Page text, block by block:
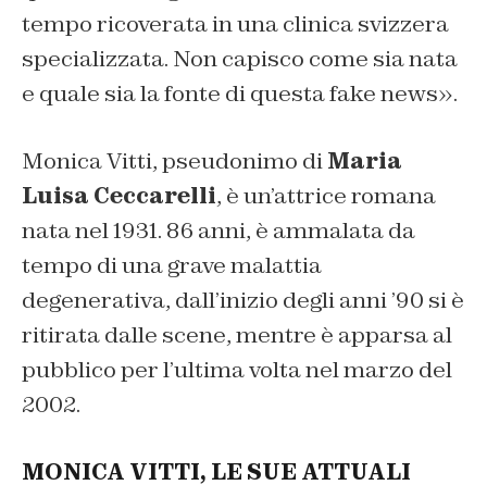
tempo ricoverata in una clinica svizzera
specializzata. Non capisco come sia nata
e quale sia la fonte di questa fake news».
Monica Vitti, pseudonimo diMaria
Luisa Ceccarelli, è un’attrice romana
nata nel 1931. 86 anni, è ammalata da
tempo di una grave malattia
degenerativa, dall’inizio degli anni ’90 si è
ritirata dalle scene, mentre è apparsa al
pubblico per l’ultima volta nel marzo del
2002.
MONICA VITTI, LE SUE ATTUALI